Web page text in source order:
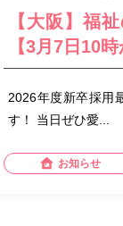
【大阪】福
【3月7日10時
2026年度新卒採用
す！ 当日ぜひ愛...
お知らせ